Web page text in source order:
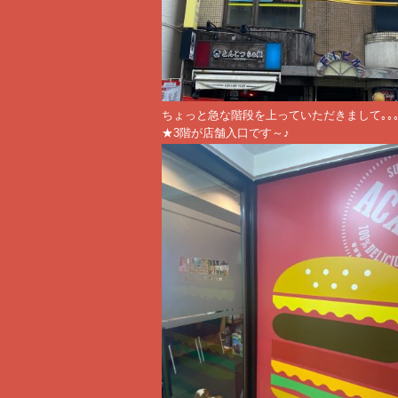
ちょっと急な階段を上っていただきまして｡｡
★3階が店舗入口です～♪